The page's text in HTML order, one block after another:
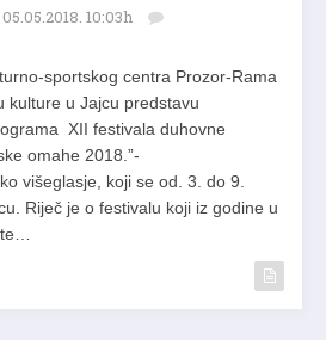
05.05.2018. 10:03h
sportskog centra Prozor-Rama
kulture u Jajcu predstavu
XII festivala duhovne
omahe 2018.”-
višeglasje, koji se od. 3. do 9.
Riječ je o festivalu koji iz godine u